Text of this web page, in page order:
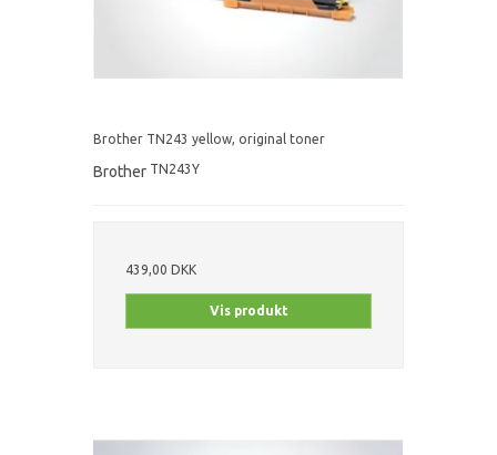
Brother TN243 yellow, original toner
Brother TN243Y
439,00 DKK
Vis produkt